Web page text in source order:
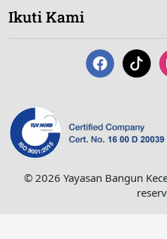
Ikuti Kami
© 2026 Yayasan Bangun